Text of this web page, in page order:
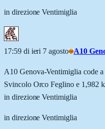
in direzione Ventimiglia
17:59 di ieri 7 agosto A10
A10 Genova-Ventimiglia code
Svincolo Orco Feglino e 1,982
in direzione Ventimiglia
in direzione Ventimiglia